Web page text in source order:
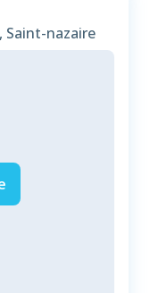
Saint-nazaire